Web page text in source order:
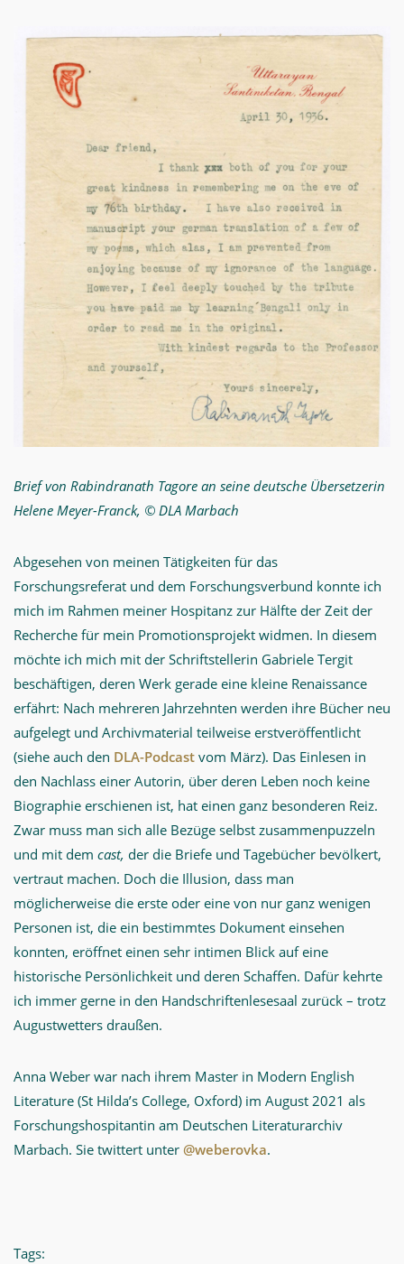
Brief von Rabindranath Tagore an seine deutsche Übersetzerin
Helene Meyer-Franck, © DLA Marbach
Abgesehen von meinen Tätigkeiten für das
Forschungsreferat und dem Forschungsverbund konnte ich
mich im Rahmen meiner Hospitanz zur Hälfte der Zeit der
Recherche für mein Promotionsprojekt widmen. In diesem
möchte ich mich mit der Schriftstellerin Gabriele Tergit
beschäftigen, deren Werk gerade eine kleine Renaissance
erfährt: Nach mehreren Jahrzehnten werden ihre Bücher neu
aufgelegt und Archivmaterial teilweise erstveröffentlicht
(siehe auch den DLA-Podcast vom März). Das Einlesen in
den Nachlass einer Autorin, über deren Leben noch keine
Biographie erschienen ist, hat einen ganz besonderen Reiz.
Zwar muss man sich alle Bezüge selbst zusammenpuzzeln
und mit dem cast, der die Briefe und Tagebücher bevölkert,
vertraut machen. Doch die Illusion, dass man
möglicherweise die erste oder eine von nur ganz wenigen
Personen ist, die ein bestimmtes Dokument einsehen
konnten, eröffnet einen sehr intimen Blick auf eine
historische Persönlichkeit und deren Schaffen. Dafür kehrte
ich immer gerne in den Handschriftenlesesaal zurück – trotz
Augustwetters draußen.
Anna Weber war nach ihrem Master in Modern English
Literature (St Hilda’s College, Oxford) im August 2021 als
Forschungshospitantin am Deutschen Literaturarchiv
Marbach. Sie twittert unter @weberovka.
Tags: